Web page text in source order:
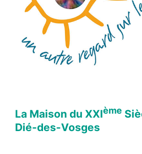
La Maison du XXIème
Dié-des-Vosges